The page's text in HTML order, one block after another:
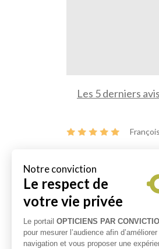
Les 5 derniers
Je suis passé à
merci beaucoup pour